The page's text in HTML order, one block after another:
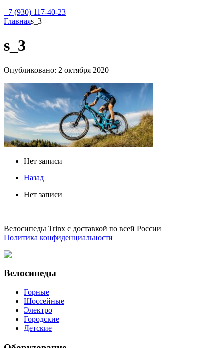
+7 (930) 117-40-23
Главнаяs_3
s_3
Опубликовано: 2 октября 2020
Нет записи
Назад
Нет записи
Велосипеды Trinx с доставкой по всей России
Политика конфиденциальности
Велосипеды
Горные
Шоссейные
Электро
Городские
Детские